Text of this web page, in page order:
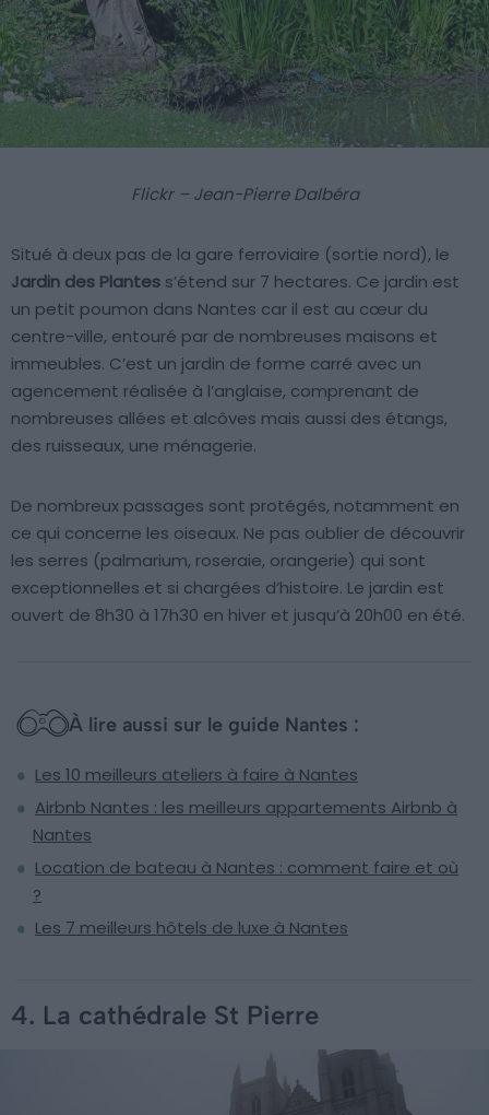
Flickr – Jean-Pierre Dalbéra
Situé à deux pas de la gare ferroviaire (sortie nord), le
Jardin des Plantes s’étend sur 7 hectares. Ce jardin est
un petit poumon dans Nantes car il est au cœur du
centre-ville, entouré par de nombreuses maisons et
immeubles. C’est un jardin de forme carré avec un
agencement réalisée à l’anglaise, comprenant de
nombreuses allées et alcôves mais aussi des étangs,
des ruisseaux, une ménagerie.
De nombreux passages sont protégés, notamment en
ce qui concerne les oiseaux. Ne pas oublier de découvrir
les serres (palmarium, roseraie, orangerie) qui sont
exceptionnelles et si chargées d’histoire. Le jardin est
ouvert de 8h30 à 17h30 en hiver et jusqu’à 20h00 en été.
À lire aussi sur le guide Nantes :
Les 10 meilleurs ateliers à faire à Nantes
Airbnb Nantes : les meilleurs appartements Airbnb à
Nantes
Location de bateau à Nantes : comment faire et où
?
Les 7 meilleurs hôtels de luxe à Nantes
4. La cathédrale St Pierre